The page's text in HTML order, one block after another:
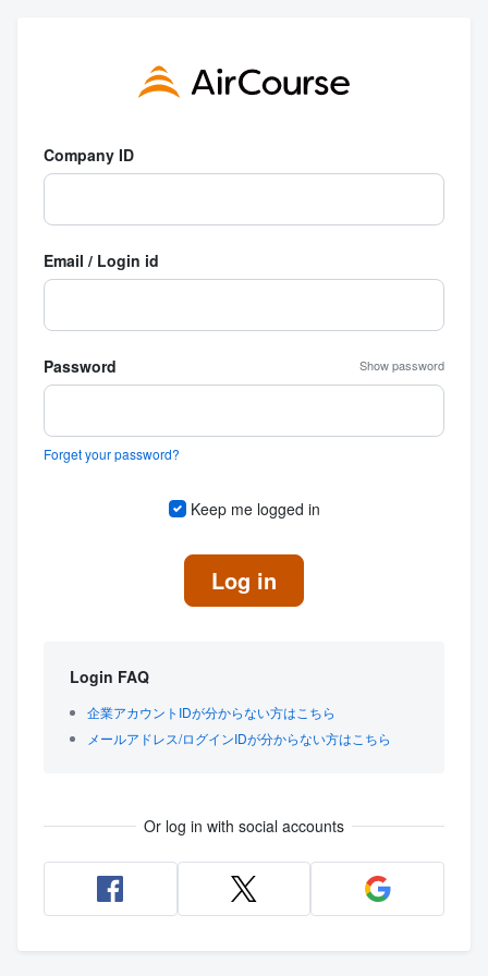
Company ID
Email / Login id
Password Show password
Forget your password?
Keep me logged in
Log in
Login FAQ
企業アカウントIDが分からない方はこちら
メールアドレス/ログインIDが分からない方はこちら
Or log in with social accounts